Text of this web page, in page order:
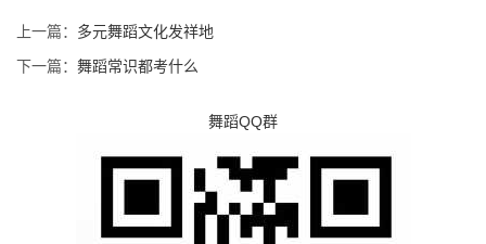
上一篇： 多元舞蹈文化发祥地
下一篇： 舞蹈常识都考什么
舞蹈QQ群